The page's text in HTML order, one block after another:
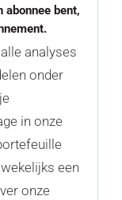
abonnee bent,
analyses
onder
in onze
een
onze